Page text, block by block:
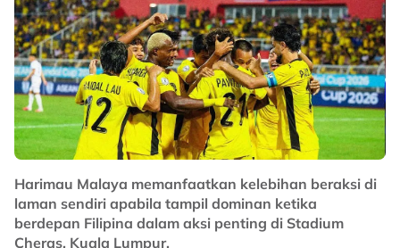
Harimau Malaya memanfaatkan kelebihan beraksi di
laman sendiri apabila tampil dominan ketika
berdepan Filipina dalam aksi penting di Stadium
Cheras, Kuala Lumpur.